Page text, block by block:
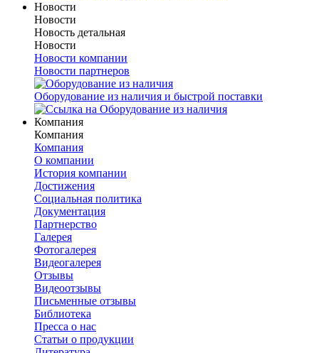
Новости
Новости
Новость детальная
Новости
Новости компании
Новости партнеров
Оборудование из наличия и быстрой поставки
Компания
Компания
Компания
О компании
История компании
Достижения
Социальная политика
Документация
Партнерство
Галерея
Фотогалерея
Видеогалерея
Отзывы
Видеоотзывы
Письменные отзывы
Библиотека
Пресса о нас
Статьи о продукции